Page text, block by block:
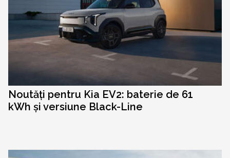
Noutăți pentru Kia EV2: baterie de 61
kWh și versiune Black-Line